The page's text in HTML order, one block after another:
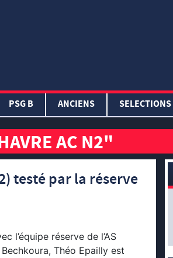
PSG B ANCIENS SELECTIONS
AC N2"
testé par la réserve
l’équipe réserve de l’AS
Théo Epailly est